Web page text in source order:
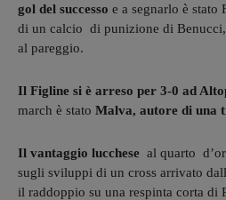
gol del successo e a segnarlo è
di un calcio di punizione di
al pareggio.
Il Figline si è arreso per 3-0 ad
march è stato Malva, autore di una
Il vantaggio lucchese al quarto
sugli sviluppi di un cross arrivato
il raddoppio su una respinta corta